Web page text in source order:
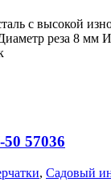
с высокой
реза 8 мм
57036
, Садовый